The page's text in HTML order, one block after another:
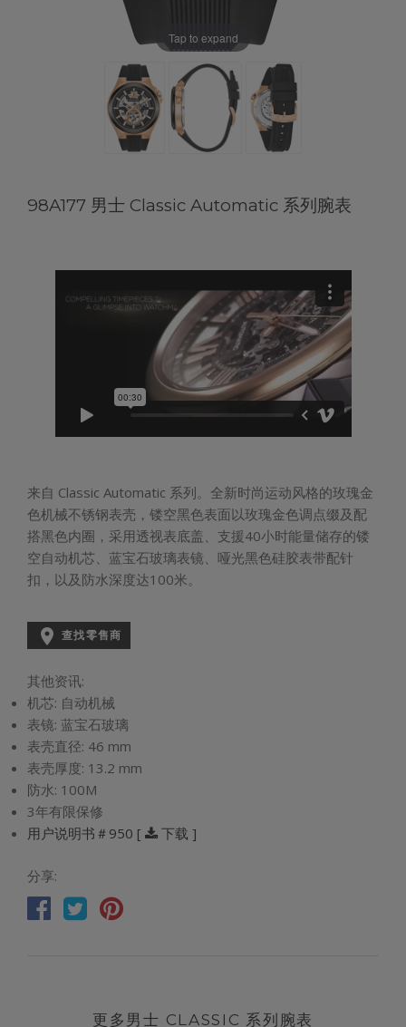
Tap to expand
98A177 男士 Classic Automatic 系列腕表
来自 Classic Automatic 系列。全新时尚运动风格的玫瑰金
色机械不锈钢表壳，镂空黑色表面以玫瑰金色调点缀及配
搭黑色内圈，采用透视表底盖、支援40小时能量储存的镂
空自动机芯、蓝宝石玻璃表镜、哑光黑色硅胶表带配针
扣，以及防水深度达100米。
 查找零售商
其他资讯:
机芯: 自动机械
表镜: 蓝宝石玻璃
表壳直径: 46 mm
表壳厚度: 13.2 mm
防水: 100M
3年有限保修
用户说明书＃950 [
下载 ]
分享:
更多男士 CLASSIC 系列腕表